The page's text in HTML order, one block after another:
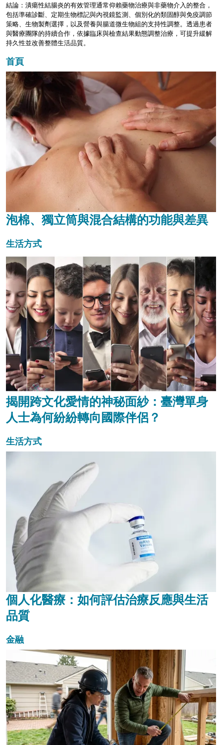
結論：潰瘍性結腸炎的有效管理通常仰賴藥物治療與非藥物介入的整合，
包括準確診斷、定期生物標記與內視鏡監測、個別化的類固醇與免疫調節
策略、生物製劑選擇，以及營養與腸道微生物組的支持性調整。透過患者
與醫療團隊的持續合作，依據臨床與檢查結果動態調整治療，可提升緩解
持久性並改善整體生活品質。
首頁
泡棉、獨立筒與混合結構的功能與差異
生活方式
揭開跨文化愛情的神秘面紗：臺灣單身
人士為何紛紛轉向國際伴侶？
生活方式
個人化醫療：如何評估治療反應與生活
品質
金融